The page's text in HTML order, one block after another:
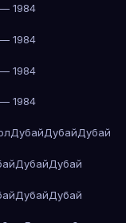
1984
1984
1984
1984
ДубайДубайДубай
ДубайДубай
ДубайДубай